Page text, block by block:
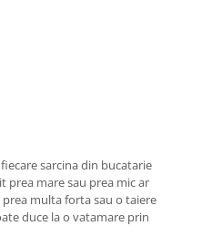
sarcina din bucatarie
prea mare sau prea mic ar
multa forta sau o taiere
duce la o vatamare prin